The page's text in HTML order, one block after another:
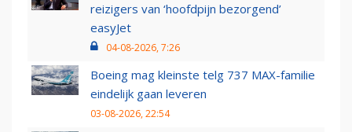
reizigers van ‘hoofdpijn bezorgend’
easyJet
04-08-2026, 7:26
Boeing mag kleinste telg 737 MAX-familie
eindelijk gaan leveren
03-08-2026, 22:54